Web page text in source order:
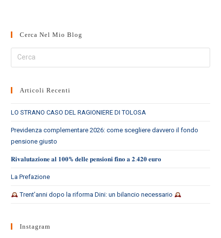
Cerca Nel Mio Blog
Cerca
nel
webArticoli Recenti
LO STRANO CASO DEL RAGIONIERE DI TOLOSA
Previdenza complementare 2026: come scegliere davvero il fondo
pensione giusto
𝐑𝐢𝐯𝐚𝐥𝐮𝐭𝐚𝐳𝐢𝐨𝐧𝐞 𝐚𝐥 𝟏𝟎𝟎% 𝐝𝐞𝐥𝐥𝐞 𝐩𝐞𝐧𝐬𝐢𝐨𝐧𝐢 𝐟𝐢𝐧𝐨 𝐚 𝟐.𝟒𝟐𝟎 𝐞𝐮𝐫𝐨
La Prefazione
Trent’anni dopo la riforma Dini: un bilancio necessario
Instagram